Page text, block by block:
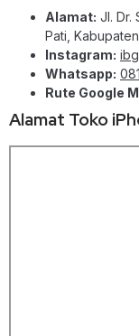
Alamat: Jl. Dr.
Pati,
Instagram:
Whatsapp:
Rute Google
Alamat Toko